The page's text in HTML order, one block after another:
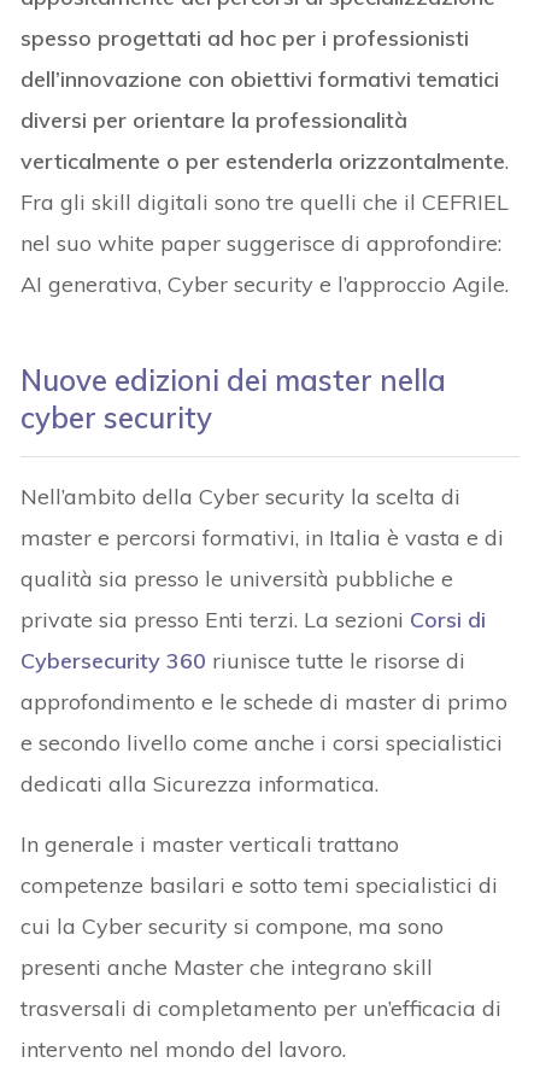
spesso progettati ad hoc per i professionisti
dell’innovazione con obiettivi formativi tematici
diversi per orientare la professionalità
verticalmente o per estenderla orizzontalmente.
Fra gli skill digitali sono tre quelli che il CEFRIEL
nel suo white paper suggerisce di approfondire:
AI generativa, Cyber security e l’approccio Agile.
Nuove edizioni dei master nella
cyber security
Nell’ambito della Cyber security la scelta di
master e percorsi formativi, in Italia è vasta e di
qualità sia presso le università pubbliche e
private sia presso Enti terzi. La sezioni Corsi di
Cybersecurity 360 riunisce tutte le risorse di
approfondimento e le schede di master di primo
e secondo livello come anche i corsi specialistici
dedicati alla Sicurezza informatica.
In generale i master verticali trattano
competenze basilari e sotto temi specialistici di
cui la Cyber security si compone, ma sono
presenti anche Master che integrano skill
trasversali di completamento per un’efficacia di
intervento nel mondo del lavoro.